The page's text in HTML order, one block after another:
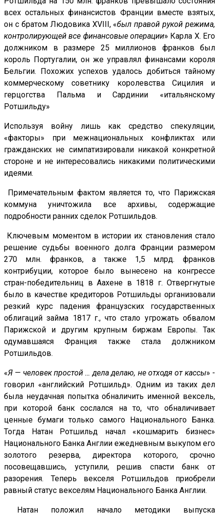
всех остальных финансистов Франции вместе взятых,
он с братом Людовика XVIII, «был правой рукой режима,
контролирующей все финансовые операции» Карла X. Его
должником в размере 25 миллионов франков был
король Португалии, он же управлял финансами короля
Бельгии. Похожих успехов удалось добиться тайному
коммерческому советнику королевства Сицилия и
герцогства Пальма и Сардинии «итальянскому
Ротшильду»
Используя войну лишь как средство спекуляции,
«факторы» при межнациональных конфликтах или
гражданских не симпатизировали никакой конкретной
стороне и не интересовались никакими политическими
идеями.
Примечательным фактом является то, что Парижская
коммуна уничтожила все архивы, содержащие
подробности ранних сделок Ротшильдов.
Ключевым моментом в истории их становления стало
решение судьбы военного долга Франции размером
270 млн. франков, а также 1,5 млрд. франков
контрибуции, которое было вынесено на конгрессе
стран-победительниц в Аахене в 1818 г. Отвергнутые
было в качестве кредиторов Ротшильды организовали
резкий курс падения французских государственных
облигаций займа 1817 г., что стало угрожать обвалом
Парижской и другим крупным биржам Европы. Так
одумавшаяся Франция также стала должником
Ротшильдов.
«Я — человек простой … дела делаю, не отходя от кассы» -
говорил «английский Ротшильд». Одним из таких дел
была неудачная попытка обналичить именной вексель,
при которой банк сослался на то, что обналичивает
ценные бумаги только самого Национального Банка.
Тогда Натан Ротшильд начал «кошмарить бизнес»
Национального Банка Англии ежедневным выкупом его
золотого резерва, директора которого, срочно
посовещавшись, уступили, решив спасти банк от
разорения. Теперь векселя Ротшильдов приобрели
равный статус векселям Национального Банка Англии.
Натан положил начало методики выпуска